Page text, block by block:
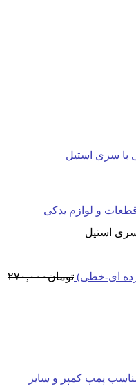
و لوازم یدکی
استیل
ای-خطی) تومان۲۷۰,۰۰۰
ریموت 12 ولت (مناسب پمپ کمپر و سایر